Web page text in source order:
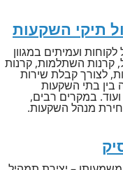
תיקי השקעות
ועמיתים במגוון
קרנות השתלמות, קרנות
לצורך קבלת שירות
בין בתי השקעות
במקרים רבים,
מנהל השקעות.